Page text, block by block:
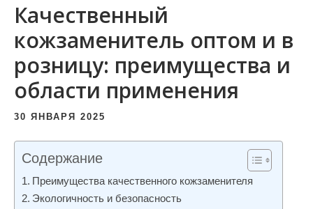
Качественный
кожзаменитель оптом и в
розницу: преимущества и
области применения
30 ЯНВАРЯ 2025
Содержание
Преимущества качественного кожзаменителя
Экологичность и безопасность